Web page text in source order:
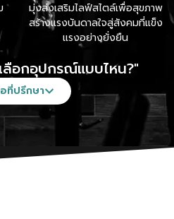
มุ่งส่งเสริมไลฟ์สไตล์เพื่อสุขภาพ
สร้างแรงบันดาลใจสู่สังคมที่แข็ง
แรงอย่างยั่งยืน
ลือกอุปกรณ์แบบไหน?"
ที่ปรึกษา